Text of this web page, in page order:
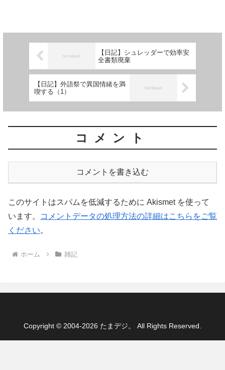
【日記】シュレッダーで効率安
全書類廃棄
【日記】外語祭で異国情緒を満
喫する（1）
コメント
コメントを書き込む
このサイトはスパムを低減するために Akismet を使って
います。
コメントデータの処理方法の詳細はこちらをご覧
ください。
ホーム 雑記
Copyright © 2004-2026 たまデジ。 All Rights Reserved.